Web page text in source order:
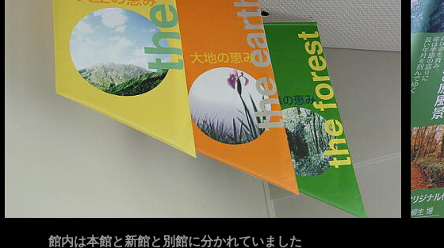
館内は本館と新館と別館に分かれていました